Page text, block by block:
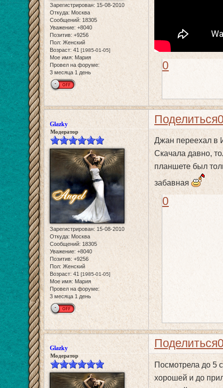
Зарегистрирован: 15-08-2010
Откуда: Москва
Сообщений: 18305
Уважение: +8040
Позитив: +9256
Пол: Женский
Возраст: 41 [1985-01-05]
Мое имя: Мария
Провел на форуме:
3 месяца 1 день
0
Поделиться
Glazky
Модератор
Зарегистрирован: 15-08-2010
Откуда: Москва
Сообщений: 18305
Уважение: +8040
Позитив: +9256
Пол: Женский
Возраст: 41 [1985-01-05]
Мое имя: Мария
Провел на форуме:
3 месяца 1 день
Джан переехал в
Скачала давно,
планшете был
забавная
0
Поделиться
Glazky
Модератор
Посмотрела до 5
хорошей и до